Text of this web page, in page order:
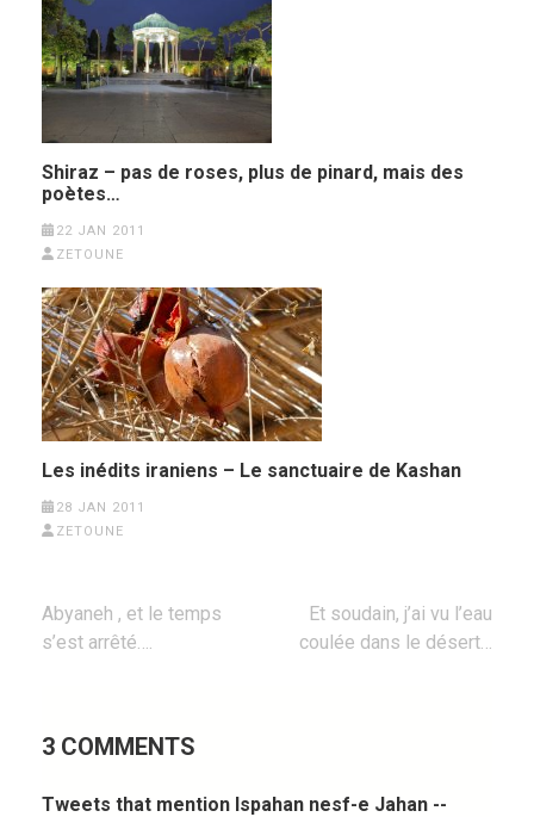
Shiraz – pas de roses, plus de pinard, mais des
poètes…
22 JAN 2011
ZETOUNE
Les inédits iraniens – Le sanctuaire de Kashan
28 JAN 2011
ZETOUNE
Post
navigation
Abyaneh , et le temps
s’est arrêté….
Et soudain, j’ai vu l’eau
coulée dans le désert…
3 COMMENTS
Tweets that mention Ispahan nesf-e Jahan --